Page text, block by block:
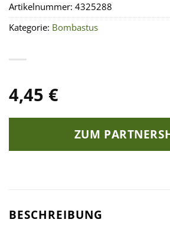
4,45 €
ZUM
Artikelnummer: 4325288
Kategorie: Bombastus
BESCHREIBUNG